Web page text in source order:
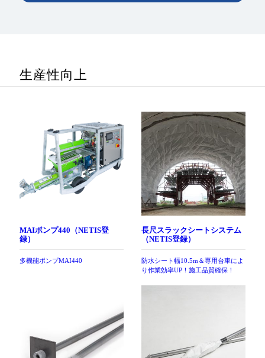
生産性向上
MAIポンプ440（NETIS登
録）
多機能ポンプMAI440
長尺スラックシートシステム
（NETIS登録）
防水シート幅10.5m＆専用台車によ
り作業効率UP！施工品質確保！